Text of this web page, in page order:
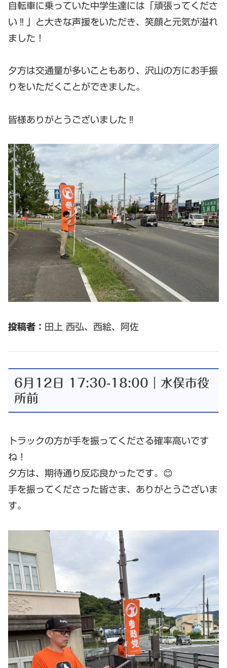
自転車に乗っていた中学生達には「頑張ってくださ
い‼︎」と大きな声援をいただき、笑顔と元気が溢れ
ました！
夕方は交通量が多いこともあり、沢山の方にお手振
りをいただくことができました。
皆様ありがとうございました‼︎
投稿者： 田上 西弘、西絵、阿佐
6月12日 17:30-18:00｜水俣市役
所前
トラックの方が手を振ってくださる確率高いです
ね！
夕方は、期待通り反応良かったです。😊
手を振ってくださった皆さま、ありがとうございま
す。